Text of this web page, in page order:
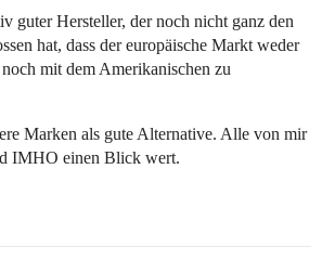
guter Hersteller, der noch nicht ganz den
hat, dass der europäische Markt weder
mit dem Amerikanischen zu
Marken als gute Alternative. Alle von mir
IMHO einen Blick wert.